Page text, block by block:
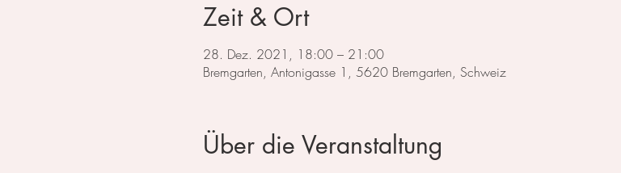
Zeit & Ort
28. Dez. 2021, 18:00 – 21:00
Bremgarten, Antonigasse 1, 5620 Bremgarten, Schweiz
Über die Veranstaltung